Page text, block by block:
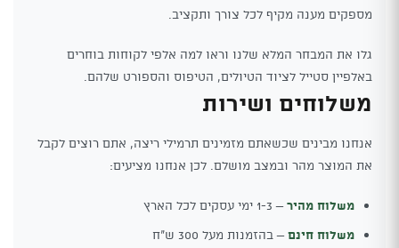
מספקים מענה מקיף לכל צורך ותקציב.
גלו את המבחר המלא שלנו וראו למה אלפי לקוחות בוחרים
באלפיין סטייל לציוד הטיולים, הטיפוס והספורט שלהם.
משלוחים ושירות
אנחנו מבינים שכשאתם מזמינים תרמילי ריצה, אתם רוצים לקבל
את המוצר מהר ובמצב מושלם. לכן אנחנו מציעים:
משלוח מהיר– 1-3 ימי עסקים לכל הארץ
משלוח חינם– בהזמנות מעל 300 ש"ח